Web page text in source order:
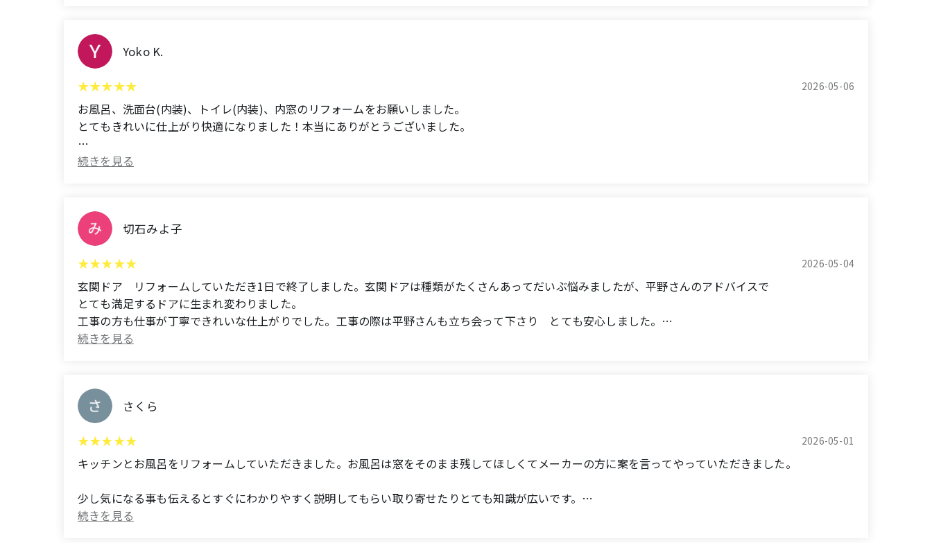
何かある時は、次回もおうちドクターさんにお願いしたいと思います。
ありがとうございました。
(Translated by Google)
We would like to express our sincere gratitude to Ouchi Doctor for their assistance.
We requested the installation of double-glazed windows on our sliding doors and the repair of our front door.
They took our opinions into consideration, put a lot of thought into the solution, and we were able to achieve exactly what we wanted.
They answered even our smallest questions, and we felt that they were doing very careful work that truly catered to the customer's needs.
If we have any further needs in the future, we would like to ask Ouchi Doctor for their assistance again.
Thank you very much.
Yoko K.
2026-05-06
お風呂、洗面台(内装)、トイレ(内装)、内窓のリフォームをお願いしました。
とてもきれいに仕上がり快適になりました！本当にありがとうございました。
担当の古賀さん、とても丁寧で誠実な方で、相談しやすく、問い合わせにもいつも迅速に対応してくだいました。
て下さり、作業後の清掃もとても丁寧でした。
職人の皆様も感じの良い方ばかりで、古賀さんのお人柄のおかげで現場の雰囲気も良く、最後まで安心してお任せする事ができました。
狭いスペースで色々悩みましたが、希望をしっかり形にしていただけて嬉しかったです。
数社見積もりを取りましたが、おうちドクターさんにお願いして本当によかったです！
平野さん、新井さんもお世話になりました。
引き続き、キッチンもよろしくお願いいたします
(Translated by Google)
We requested renovations to our bathroom, sink (interior), toilet (interior), and interior windows.
The work was completed beautifully, and it's become so much more comfortable! Thank you so much.
Mr. Koga, who was in charge, was very polite and sincere, easy to talk to, and always responded quickly to our inquiries.
切石みよ子
2026-05-04
玄関ドア リフォームしていただき1日で終了しました。玄関ドアは種類がたくさんあってだいぶ悩みましたが、平野さんのアドバイスで
とても満足するドアに生まれ変わりました。
工事の方も仕事が丁寧できれいな仕上がりでした。工事の際は平野さんも立ち会って下さり とても安心しました。
4年前に屋根と外壁工事も施工してくださったので 新築になったような出来栄えでした。
(Translated by Google)
The front door renovation was completed in just one day. There were so many types of front doors to choose from, and I had a hard time
deciding, but thanks to Mr. Hirano's advice, the door has been transformed into something I'm very happy with.
The workmanship was meticulous, and the finish is beautiful. Mr. Hirano was also present during the construction, which gave me great peace of
Since you also did the roof and exterior wall work four years ago, the result is like a brand new house.
さくら
2026-05-01
キッチンとお風呂をリフォームしていただきました。お風呂は窓をそのまま残してほしくてメーカーの方に案を言ってやっていただきました。
少し気になる事も伝えるとすぐにわかりやすく説明してもらい取り寄せたりとても知識が広いです。
平野さんは朝と作業終わりの時はいつも来て私達に寄り添ってくれていたのでとてもありがたかったです。